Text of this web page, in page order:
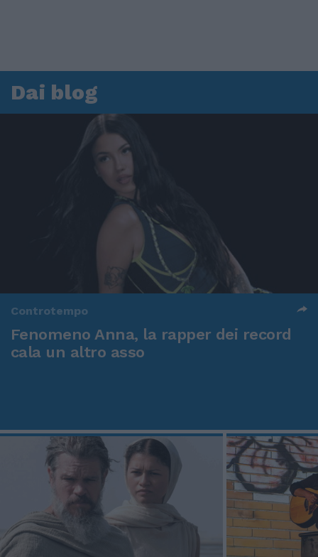
Dai blog
Controtempo
Fenomeno Anna, la rapper dei record
cala un altro asso